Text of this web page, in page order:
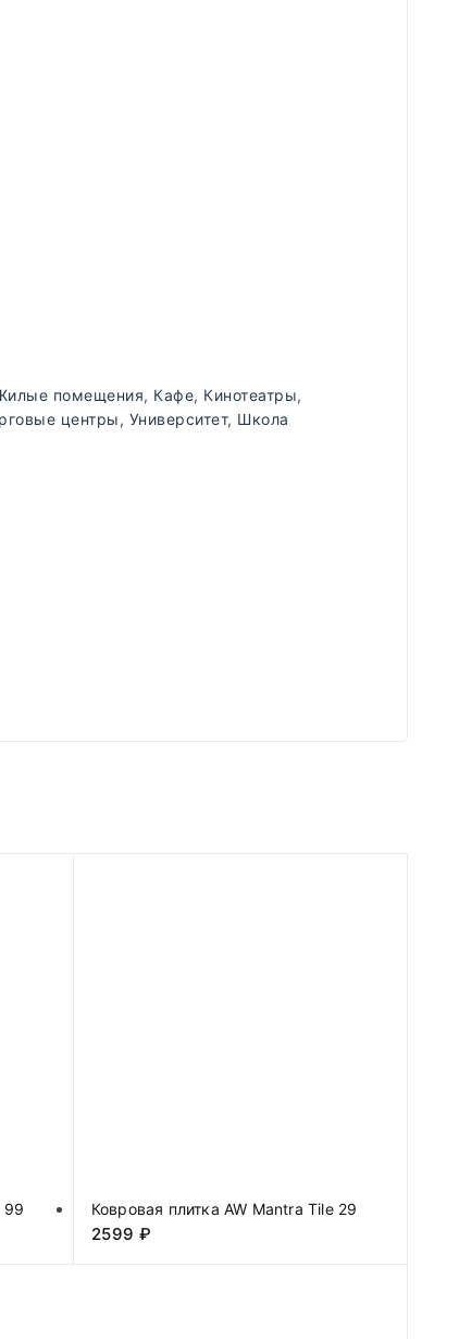
помещения, Кафе, Кинотеатры,
центры, Университет, Школа
99 Ковровая плитка AW Mantra Tile 29
2599₽